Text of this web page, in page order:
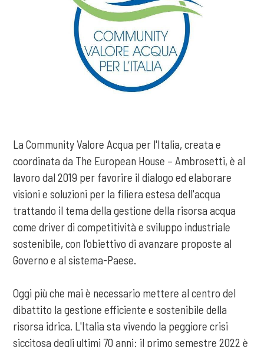
La Community Valore Acqua per l'Italia, creata e
coordinata da The European House – Ambrosetti, è al
lavoro dal 2019 per favorire il dialogo ed elaborare
visioni e soluzioni per la filiera estesa dell'acqua
trattando il tema della gestione della risorsa acqua
come driver di competitività e sviluppo industriale
sostenibile, con l'obiettivo di avanzare proposte al
Governo e al sistema-Paese.
Oggi più che mai è necessario mettere al centro del
dibattito la gestione efficiente e sostenibile della
risorsa idrica. L'Italia sta vivendo la peggiore crisi
siccitosa degli ultimi 70 anni: il primo semestre 2022 è